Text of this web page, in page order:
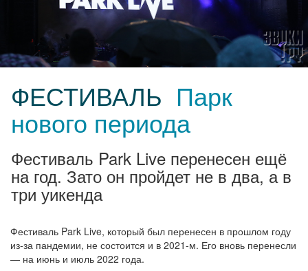
ФЕСТИВАЛЬ Парк
нового периода
Фестиваль Park Live перенесен ещё
на год. Зато он пройдет не в два, а в
три уикенда
Фестиваль Park Live, который был перенесен в прошлом году
из‑за пандемии, не состоится и в 2021-м. Его вновь перенесли
— на июнь и июль 2022 года.